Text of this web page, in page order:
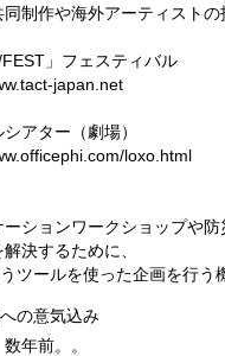
制作や海外アーティストの
」フェスティバル
japan.net
アター（劇場）
loxo.html
ーションワークショップや防
決するために、
ツールを使った企画を行う
の意気込み
年前。。